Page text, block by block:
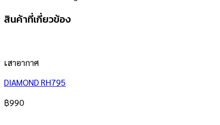
สินค้าที่เกี่ยวข้อง
เสาอากาศ
DIAMOND RH795
฿990